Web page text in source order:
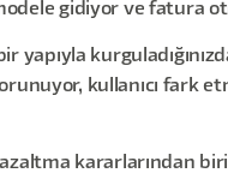
gidiyor ve fatura
yapıyla
kullanıcı
kararlarından